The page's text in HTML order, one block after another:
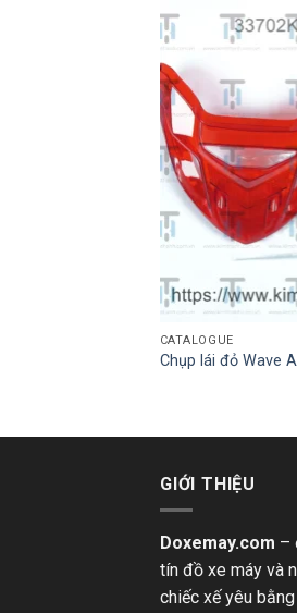
CATALOGUE
Chụp lái đỏ Wave
GIỚI THIỆU
Doxemay.com –
tín đồ xe máy và
chiếc xế yêu